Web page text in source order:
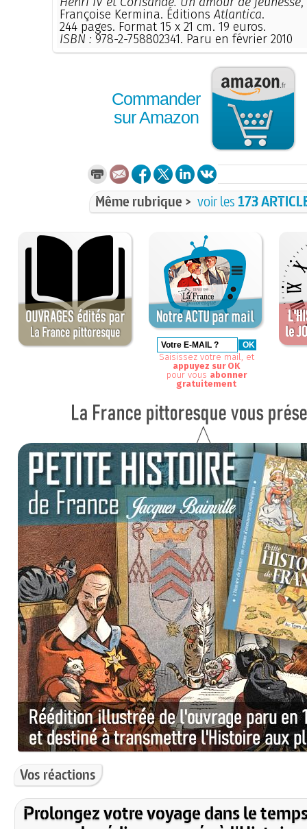
Françoise Kermina. ÉditionsAtlantica.
244 pages. Format 15 x 21 cm. 19 euros.
ISBN : 978-2-758802341. Paru en février 2010
Commander
sur Amazon
Même rubrique > voir les 173
Saisissez votre mail, et
appuyez sur OK
pour vous abonner
gratuitement
Vos réactions
Prolongez votre voyage dans le